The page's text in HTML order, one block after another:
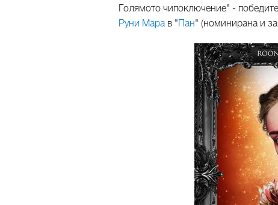
Голямото чипоключение" -
Руни Марав "Пан" (номинирана и